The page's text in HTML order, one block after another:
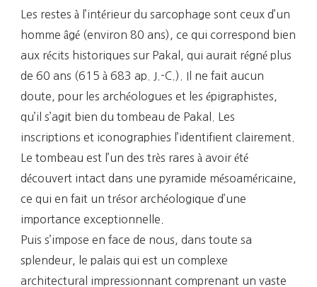
Les restes à l’intérieur du sarcophage sont ceux d’un
homme âgé (environ 80 ans), ce qui correspond bien
aux récits historiques sur Pakal, qui aurait régné plus
de 60 ans (615 à 683 ap. J.-C.). Il ne fait aucun
doute, pour les archéologues et les épigraphistes,
qu’il s’agit bien du tombeau de Pakal. Les
inscriptions et iconographies l’identifient clairement.
Le tombeau est l’un des très rares à avoir été
découvert intact dans une pyramide mésoaméricaine,
ce qui en fait un trésor archéologique d’une
importance exceptionnelle.
Puis s’impose en face de nous, dans toute sa
splendeur, le palais qui est un complexe
architectural impressionnant comprenant un vaste